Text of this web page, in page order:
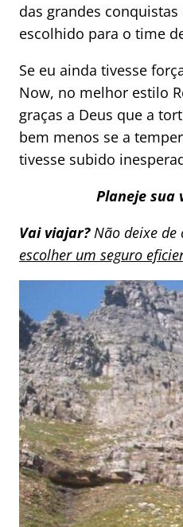
das grandes
escolhido para o time
Se eu ainda tivesse
Now, no melhor estilo
graças a Deus que a
bem menos se a
tivesse subido
Planeje sua
Vai viajar?Não deixe
escolher um seguro